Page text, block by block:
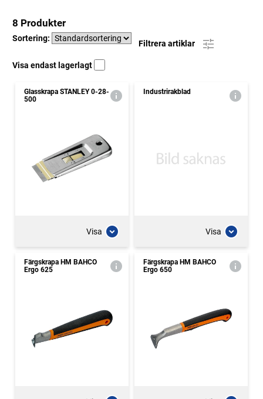
8 Produkter
Sortering:
Filtrera artiklar
Visa endast lagerlagt
Glasskrapa STANLEY 0-28-
500
Visa
Industrirakblad
Visa
Färgskrapa HM BAHCO
Ergo 625
Färgskrapa HM BAHCO
Ergo 650